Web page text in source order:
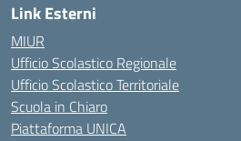
Link Esterni
MIUR
Ufficio Scolastico Regionale
Ufficio Scolastico Territoriale
Scuola in Chiaro
Piattaforma UNICA